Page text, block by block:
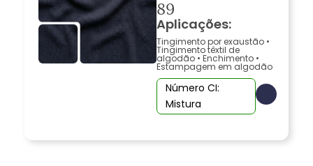
89
Aplicações:
Tingimento por exaustão •
Tingimento têxtil de
algodão • Enchimento •
Estampagem em algodão
Número CI:
Mistura